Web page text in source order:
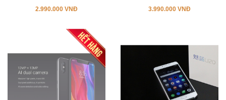
2.990.000 VNĐ 3.990.000 VNĐ